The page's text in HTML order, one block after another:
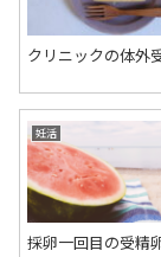
クリニックの体外
妊活
採卵一回目の受精